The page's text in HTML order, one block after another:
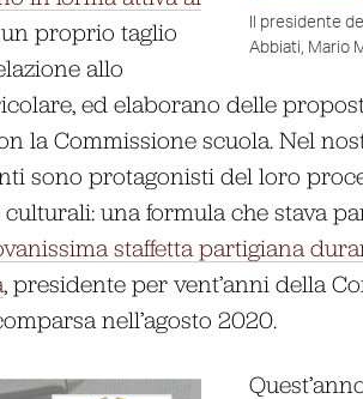
Il presidente
Abbiati, Mario
proprio taglio
allo
ed elaborano delle
la Commissione scuola. Nel
sono protagonisti del loro
una formula che stava
staffetta partigiana
, presidente per vent’anni della
nell’agosto 2020.